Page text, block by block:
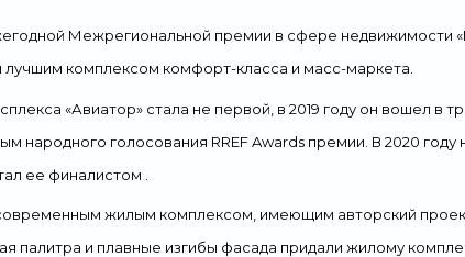
Межрегиональной премии в сфере недвижимости
лучшим комплексом комфорт-класса и масс-маркета.
«Авиатор» стала не первой, в 2019 году он вошел в
народного голосования RREF Awards премии В 2020 году
ее финалистом .
м жилым комплексом, имеющим авторский
палитра и плавные изгибы фасада придали жилому